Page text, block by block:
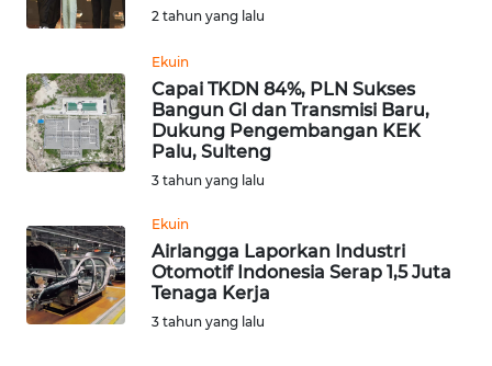
2 tahun yang lalu
Ekuin
Capai TKDN 84%, PLN Sukses
Bangun GI dan Transmisi Baru,
Dukung Pengembangan KEK
Palu, Sulteng
3 tahun yang lalu
Ekuin
Airlangga Laporkan Industri
Otomotif Indonesia Serap 1,5 Juta
Tenaga Kerja
3 tahun yang lalu
WN
TAPANULI
TENGAH
WN DELI
SERDANG
WN